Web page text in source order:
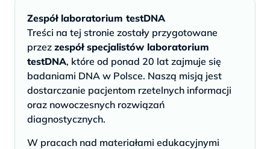
Zespół laboratorium testDNA
Treści na tej stronie zostały przygotowane
przez zespół specjalistów laboratorium
testDNA, które od ponad 20 lat zajmuje się
badaniami DNA w Polsce. Naszą misją jest
dostarczanie pacjentom rzetelnych informacji
oraz nowoczesnych rozwiązań
diagnostycznych.
W pracach nad materiałami edukacyjnymi